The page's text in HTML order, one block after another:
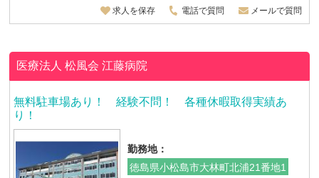
求人を保存 電話で質問 メールで質問
医療法人 松風会江藤病院
無料駐車場あり！ 経験不問！ 各種休暇取得実績あ
り！
勤務地：
徳島県小松島市大林町北浦21番地1